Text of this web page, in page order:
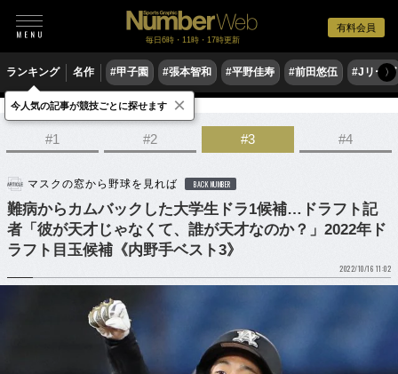
有料会員
毎日6時・11時・17時更新
ランキング 名作 #甲子園 #張本智和 #平野佳寿 #前田悠伍 #Jリーグ
〉
野球 プロ野球 ドラフト会議
#1 #2 #3 #4
マスクの窓から野球を見れば BACK NUMBER
難病からカムバックした大学生ドラ1候補…ドラフト記
者「彼が天才じゃなくて、誰が天才なのか？」2022年ド
ラフト目玉候補《内野手ベスト3》
2022/10/16 11:02
今人気の記事が競技ごとに探せます ×